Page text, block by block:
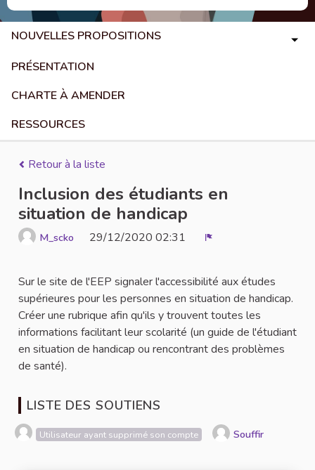
NOUVELLES PROPOSITIONS
PRÉSENTATION
CHARTE À AMENDER
RESSOURCES
Retour à la liste
Inclusion des étudiants en
situation de handicap
M_scko 29/12/2020 02:31
Sur le site de l'EEP signaler l'accessibilité aux études
supérieures pour les personnes en situation de handicap.
Créer une rubrique afin qu'ils y trouvent toutes les
informations facilitant leur scolarité (un guide de l'étudiant
en situation de handicap ou rencontrant des problèmes
de santé).
LISTE DES SOUTIENS
Utilisateur ayant supprimé son compte Souffir